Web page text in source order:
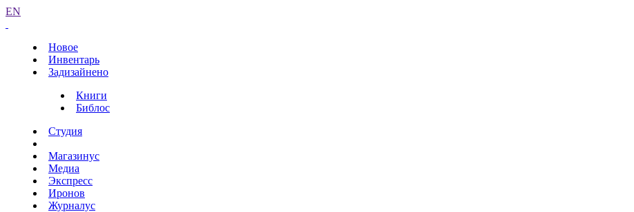
EN
Новое
Инвентарь
Задизайнено
Книги
Библос
Студия
Магазинус
Медиа
Экспресс
Иронов
Журналус